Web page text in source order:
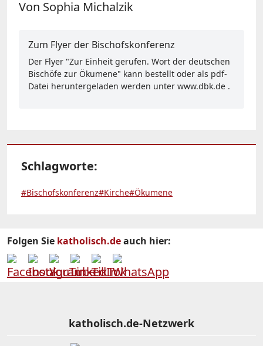
Von Sophia Michalzik
Zum Flyer der Bischofskonferenz
Der Flyer "Zur Einheit gerufen. Wort der deutschen
Bischöfe zur Ökumene" kann bestellt oder als pdf-
Datei heruntergeladen werden unter www.dbk.de .
Schlagworte:
#Bischofskonferenz#Kirche#Ökumene
Folgen Sie katholisch.deauch hier:
katholisch.de-Netzwerk